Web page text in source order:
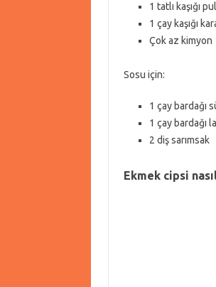
1 tatlı kaşığı
1 çay kaşığı
Çok az kimyon
Sosu için:
1 çay bardağı
1 çay bardağı
2 diş sarımsak
Ekmek cipsi